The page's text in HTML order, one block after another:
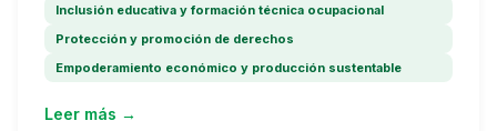
"nos sostenemos, colaboramos y acompañamos en
comunidad"— es una iniciativa financiada por la
Cooperación de Luxemburgo que busca fortalecer
adolescentes, garantizando acceso a educación de
Inclusión educativa y formación técnica ocupacional
Protección y promoción de derechos
Empoderamiento económico y producción sustentable
Leer más →